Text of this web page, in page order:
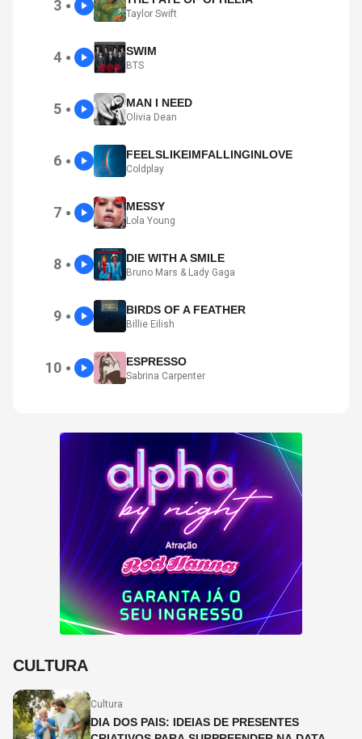
3 ●
Taylor Swift
4 ● SWIM
BTS
5 ● MAN I NEED
Olivia Dean
6 ● FEELSLIKEIMFALLINGINLOVE
Coldplay
7 ● MESSY
Lola Young
8 ● DIE WITH A SMILE
Bruno Mars & Lady Gaga
9 ● BIRDS OF A FEATHER
Billie Eilish
10 ● ESPRESSO
Sabrina Carpenter
CULTURA
Cultura
DIA DOS PAIS: IDEIAS DE PRESENTES